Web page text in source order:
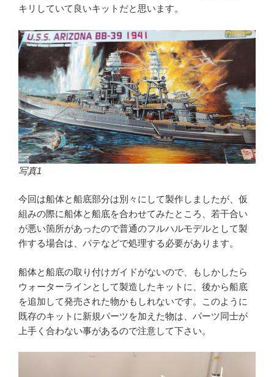
キリしていて良いキットだと思います。
写真1
今回は船体と船底部分は別々にして製作しましたが、仮
組みの際に船体と船底を合わせてみたところ、若干合い
が悪い箇所があったので普通のフルハルモデルとして製
作する場合は、パテなどで処理する必要があります。
船体と船底の取り付けガイドがないので、もしかしたら
ウォーターラインとして製造したキットに、後から船底
を追加して発売された物かもしれないです。このように
既存のキットに新規パーツを加えた物は、パーツ同士が
上手く合わない事があるので注意して下さい。